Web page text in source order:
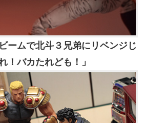
ームで北斗３兄弟にリベンジじ
！バカたれども！」